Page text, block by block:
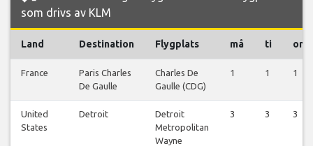
som drivs av KLM
Land Destination Flygplats må ti on
France
Paris Charles
De Gaulle
Charles De
Gaulle (CDG)
1 1 1
United
States
Detroit
Detroit
Metropolitan
Wayne
3 3 3